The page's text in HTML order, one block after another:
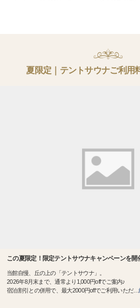
夏限定｜テントサウナご利用
この夏限定！限定テントサウナキャンペーンを開
当館自慢、丘の上の「テントサウナ」。
2026年8月末まで、通常より1,000円offでご案内♪
宿泊割引との併用で、最大2000円offでご利用いただ…